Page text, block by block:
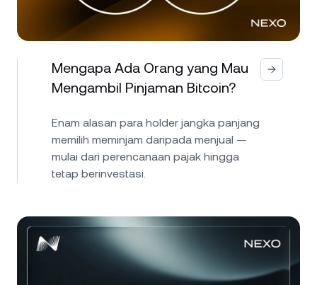
Mengapa Ada Orang yang Mau
Mengambil Pinjaman Bitcoin?
Enam alasan para holder jangka panjang
memilih meminjam daripada menjual —
mulai dari perencanaan pajak hingga
tetap berinvestasi.